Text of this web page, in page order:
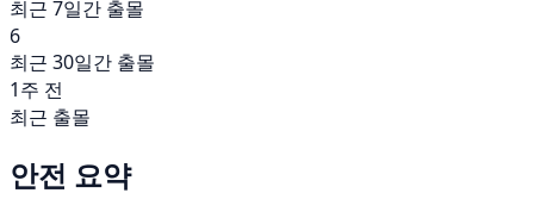
최근 7일간 출몰
6
최근 30일간 출몰
1주 전
최근 출몰
안전 요약